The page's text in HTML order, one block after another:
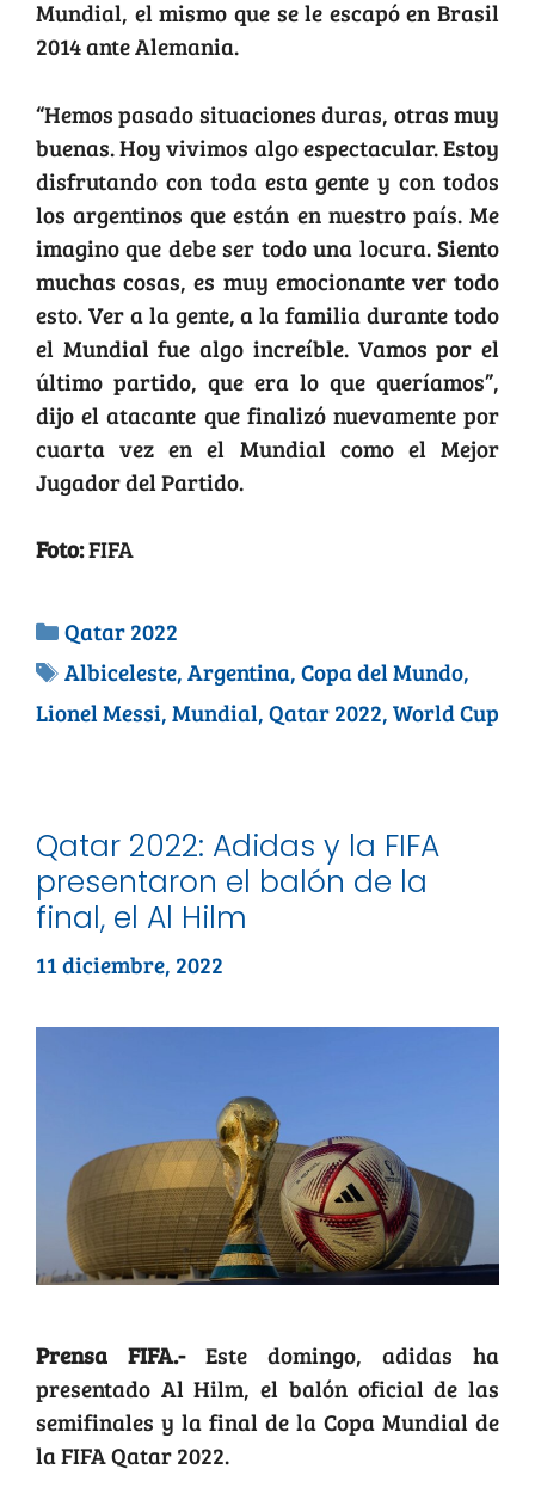
Mundial, el mismo que se le escapó en Brasil
2014 ante Alemania.
“Hemos pasado situaciones duras, otras muy
buenas. Hoy vivimos algo espectacular. Estoy
disfrutando con toda esta gente y con todos
los argentinos que están en nuestro país. Me
imagino que debe ser todo una locura. Siento
muchas cosas, es muy emocionante ver todo
esto. Ver a la gente, a la familia durante todo
el Mundial fue algo increíble. Vamos por el
último partido, que era lo que queríamos”,
dijo el atacante que finalizó nuevamente por
cuarta vez en el Mundial como el Mejor
Jugador del Partido.
Foto:FIFA
Qatar 2022
Albiceleste,Argentina,Copa del Mundo,
Lionel Messi, Mundial, Qatar 2022, World Cup
Qatar 2022: Adidas y la FIFA
presentaron el balón de la
final, el Al Hilm
11 diciembre, 2022
Prensa FIFA.-Este domingo, adidas ha
presentado Al Hilm, el balón oficial de las
semifinales y la final de la Copa Mundial de
la FIFA Qatar 2022.